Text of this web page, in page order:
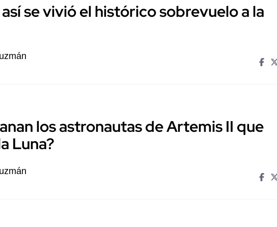
se vivió el histórico sobrevuelo a la
los astronautas de Artemis II que
Luna?